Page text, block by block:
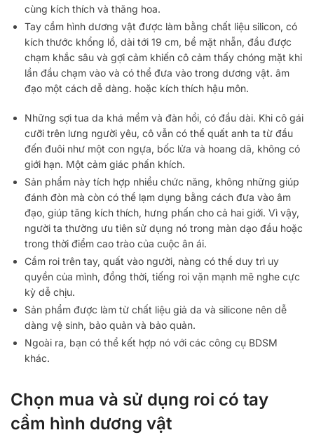
cùng kích thích và thăng hoa.
Tay cầm hình dương vật được làm bằng chất liệu silicon, có
kích thước khổng lồ, dài tới 19 cm, bề mặt nhẵn, đầu được
chạm khắc sâu và gợi cảm khiến cô cảm thấy chóng mặt khi
lần đầu chạm vào và có thể đưa vào trong dương vật. âm
đạo một cách dễ dàng. hoặc kích thích hậu môn.
Những sợi tua da khá mềm và đàn hồi, có đầu dài. Khi cô gái
cưỡi trên lưng người yêu, cô vẫn có thể quất anh ta từ đầu
đến đuôi như một con ngựa, bốc lửa và hoang dã, không có
giới hạn. Một cảm giác phấn khích.
Sản phẩm này tích hợp nhiều chức năng, không những giúp
đánh đòn mà còn có thể lạm dụng bằng cách đưa vào âm
đạo, giúp tăng kích thích, hưng phấn cho cả hai giới. Vì vậy,
người ta thường ưu tiên sử dụng nó trong màn dạo đầu hoặc
trong thời điểm cao trào của cuộc ân ái.
Cầm roi trên tay, quất vào người, nàng có thể duy trì uy
quyền của mình, đồng thời, tiếng roi vặn mạnh mẽ nghe cực
kỳ dễ chịu.
Sản phẩm được làm từ chất liệu giả da và silicone nên dễ
dàng vệ sinh, bảo quản và bảo quản.
Ngoài ra, bạn có thể kết hợp nó với các công cụ BDSM
khác.
Chọn mua và sử dụng roi có tay
cầm hình dương vật